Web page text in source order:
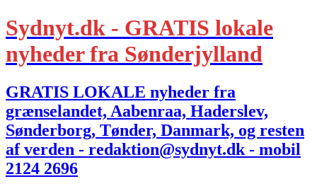
Sydnyt.dk - GRATIS lokale
nyheder fra Sønderjylland
GRATIS LOKALE nyheder fra
grænselandet, Aabenraa, Haderslev,
Sønderborg, Tønder, Danmark, og resten
af verden - redaktion@sydnyt.dk - mobil
2124 2696